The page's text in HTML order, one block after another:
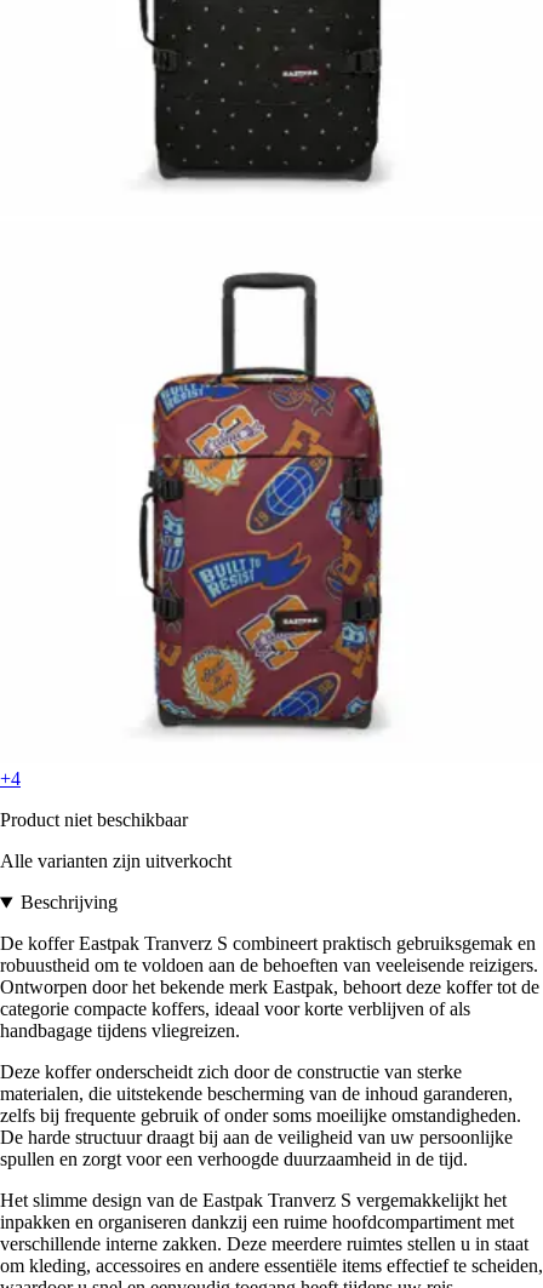
+4
Product niet beschikbaar
Alle varianten zijn uitverkocht
Beschrijving
De koffer Eastpak Tranverz S combineert praktisch gebruiksgemak en
robuustheid om te voldoen aan de behoeften van veeleisende reizigers.
Ontworpen door het bekende merk Eastpak, behoort deze koffer tot de
categorie compacte koffers, ideaal voor korte verblijven of als
handbagage tijdens vliegreizen.
Deze koffer onderscheidt zich door de constructie van sterke
materialen, die uitstekende bescherming van de inhoud garanderen,
zelfs bij frequente gebruik of onder soms moeilijke omstandigheden.
De harde structuur draagt bij aan de veiligheid van uw persoonlijke
spullen en zorgt voor een verhoogde duurzaamheid in de tijd.
Het slimme design van de Eastpak Tranverz S vergemakkelijkt het
inpakken en organiseren dankzij een ruime hoofdcompartiment met
verschillende interne zakken. Deze meerdere ruimtes stellen u in staat
om kleding, accessoires en andere essentiële items effectief te scheiden,